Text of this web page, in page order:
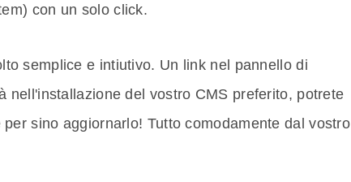
con un solo click.
semplice e intiutivo. Un link nel pannello di
nell'installazione del vostro CMS preferito, potrete
sino aggiornarlo! Tutto comodamente dal vostro